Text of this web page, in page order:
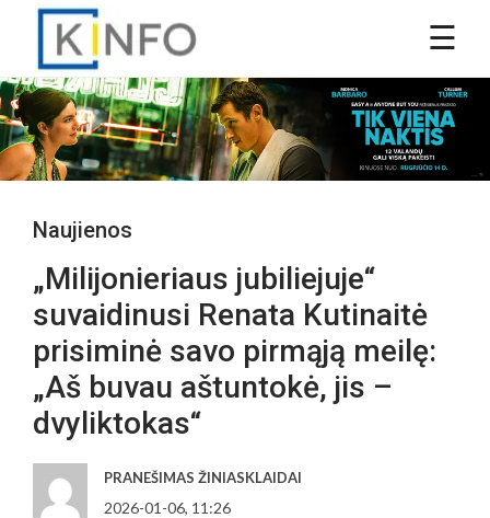
Naujienos
„Milijonieriaus jubiliejuje“
suvaidinusi Renata Kutinaitė
prisiminė savo pirmąją meilę:
„Aš buvau aštuntokė, jis –
dvyliktokas“
PRANEŠIMAS ŽINIASKLAIDAI
2026-01-06, 11:26